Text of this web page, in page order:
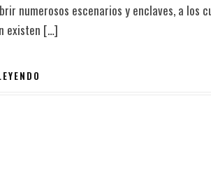
numerosos escenarios y enclaves, a
existen […]